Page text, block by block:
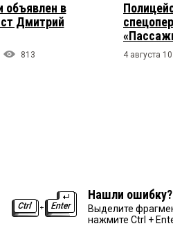
объявлен в
Дмитрий
813 4 августа
Нашли ошибку?
Выделите
нажмите Ctrl +